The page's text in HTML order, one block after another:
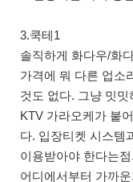
3.쿡테1
솔직하게 화다우/화
가격에 뭐 다른 업소
것도 없다. 그냥 밋
KTV 가라오케가 붙
다. 입장티켓 시스템
이용받아야 한다는
어디에서부터 가까